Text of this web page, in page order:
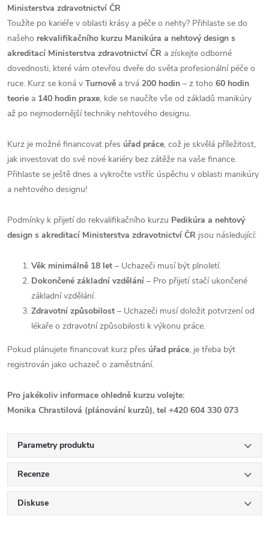
Ministerstva zdravotnictví ČR
Toužíte po kariéře v oblasti krásy a péče o nehty? Přihlaste se do
našeho rekvalifikačního kurzu Manikúra a nehtový design s
akreditací Ministerstva zdravotnictví ČR a získejte odborné
dovednosti, které vám otevřou dveře do světa profesionální péče o
ruce. Kurz se koná v Turnově a trvá 200 hodin – z toho 60 hodin
teorie a 140 hodin praxe, kde se naučíte vše od základů manikúry
až po nejmodernější techniky nehtového designu.
Kurz je možné financovat přes úřad práce, což je skvělá příležitost,
jak investovat do své nové kariéry bez zátěže na vaše finance.
Přihlaste se ještě dnes a vykročte vstříc úspěchu v oblasti manikúry
a nehtového designu!
Podmínky k přijetí do rekvalifikačního kurzu Pedikúra a nehtový
design s akreditací Ministerstva zdravotnictví ČR jsou následující:
Věk minimálně 18 let – Uchazeči musí být plnoletí.
Dokončené základní vzdělání – Pro přijetí stačí ukončené
základní vzdělání.
Zdravotní způsobilost – Uchazeči musí doložit potvrzení od
lékaře o zdravotní způsobilosti k výkonu práce.
Pokud plánujete financovat kurz přes úřad práce, je třeba být
registrován jako uchazeč o zaměstnání.
Pro jakékoliv informace ohledně kurzu volejte:
Monika Chrastilová (plánování kurzů), tel +420 604 330 073
Parametry produktu
Recenze
Diskuse